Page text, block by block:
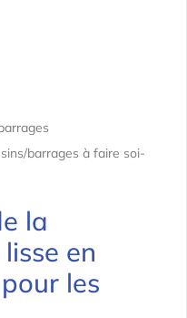
barrages à faire soi-
la
en
les